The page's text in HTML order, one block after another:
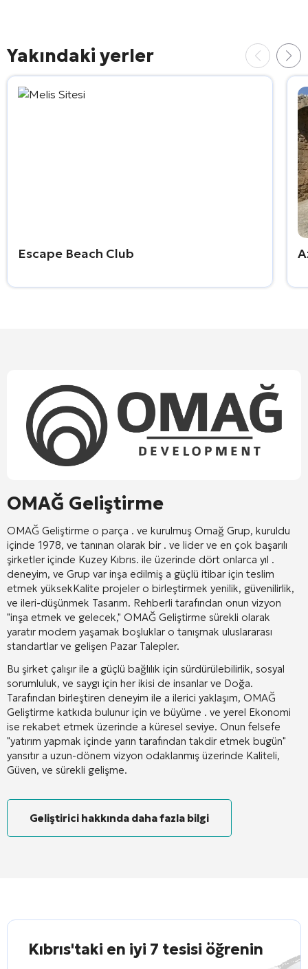
Yakındaki yerler
Escape Beach Club
OMAĞ Geliştirme
OMAĞ Geliştirme o parça . ve kurulmuş Omağ Grup, kuruldu
içinde 1978, ve tanınan olarak bir . ve liderve en çok başarılı
şirketleriçinde Kuzey Kıbrıs. ile üzerinde dört onlarca yıl .
deneyim, ve Grup varinşa edilmiş a güçlü itibariçin teslim
etmek yüksekKalite projeler o birleştirmek yenilik, güvenilirlik,
ve ileri-düşünmek Tasarım. Rehberli tarafından onun vizyon
"inşa etmek ve gelecek," OMAĞ Geliştirme sürekli olarak
yaratırmodern yaşamak boşluklar o tanışmak uluslararası
standartlarve gelişen Pazar Talepler.
Bu şirket çalışırile a güçlü bağlılık için sürdürülebilirlik, sosyal
sorumluluk, ve saygı için her ikisi de insanlarve Doğa.
Tarafından birleştiren deneyim ile a ilerici yaklaşım, OMAĞ
Geliştirme katkıda bulunuriçin ve büyüme . ve yerel Ekonomi
ise rekabet etmek üzerinde a küresel seviye. Onun felsefe
"yatırım yapmak içinde yarın tarafından takdir etmek bugün"
yansıtıra uzun-dönem vizyon odaklanmış üzerinde Kaliteli,
Güven, ve sürekli gelişme.
Geliştirici hakkında daha fazla bilgi
Kıbrıs'taki en iyi 7 tesisi öğrenin